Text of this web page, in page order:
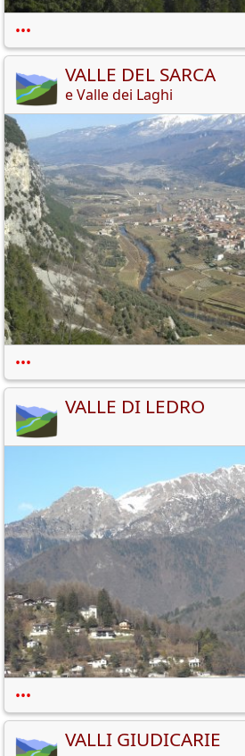
•••
VALLE DEL SARCA
e Valle dei Laghi
•••
VALLE DI LEDRO
•••
VALLI GIUDICARIE